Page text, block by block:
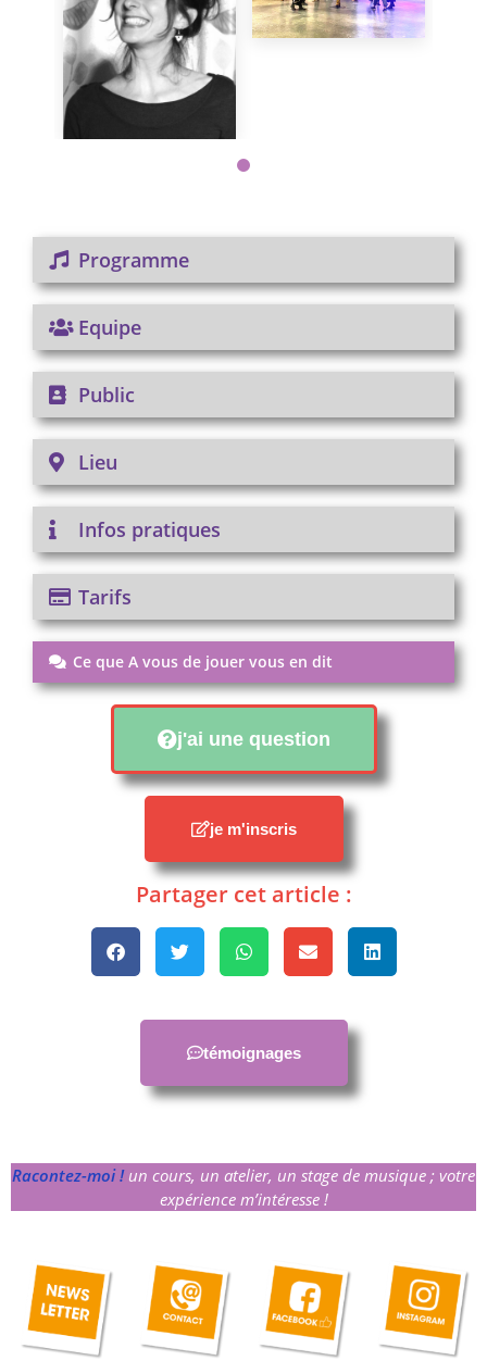
Programme
Equipe
Public
Lieu
Infos pratiques
Tarifs
Ce que A vous de jouer vous en dit
j'ai une question
je m'inscris
Partager cet article :
témoignages
Racontez-moi ! un cours, un atelier, un stage de musique ; votre
expérience m’intéresse !